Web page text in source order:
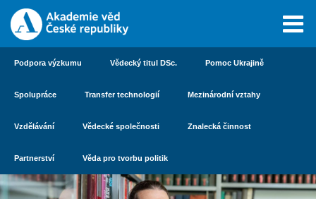
Podpora výzkumu Vědecký titul DSc. Pomoc Ukrajině
Spolupráce Transfer technologií Mezinárodní vztahy
Vzdělávání Vědecké společnosti Znalecká činnost
Partnerství Věda pro tvorbu politik